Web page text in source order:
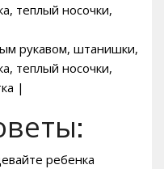
теплый носочки,
рукавом, штанишки,
теплый носочки,
|
ребенка